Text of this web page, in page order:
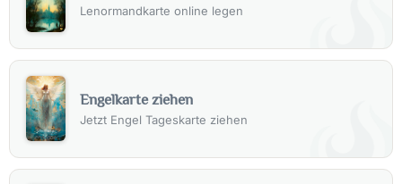
Lenormandkarte online legen
Engelkarte ziehen
Jetzt Engel Tageskarte ziehen